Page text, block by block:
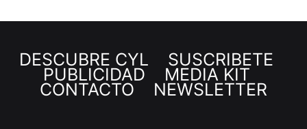
DESCUBRE CYL SUSCRÍBETE
PUBLICIDAD MEDIA KIT
CONTACTO NEWSLETTER